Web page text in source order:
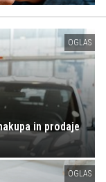
OGLAS
in prodaje
OGLAS